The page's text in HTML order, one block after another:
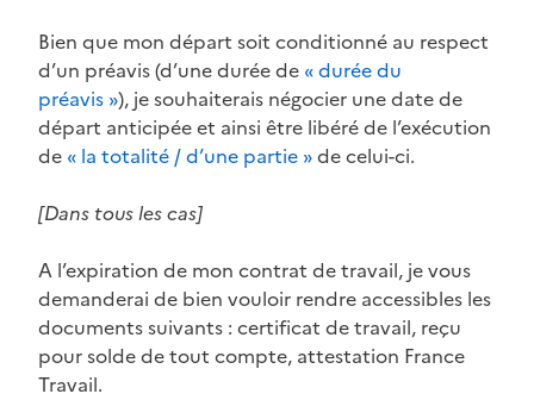
Bien que mon départ soit conditionné au respect
d’un préavis (d’une durée de « durée du
préavis »), je souhaiterais négocier une date de
départ anticipée et ainsi être libéré de l’exécution
de « la totalité / d’une partie »de celui-ci.
[Dans tous les cas]
A l’expiration de mon contrat de travail, je vous
demanderai de bien vouloir rendre accessibles les
documents suivants : certificat de travail, reçu
pour solde de tout compte, attestation France
Travail.